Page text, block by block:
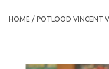
HOME / POTLOOD VINCENT